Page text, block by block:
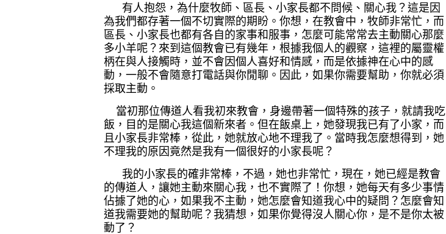
有人抱怨，為什麼牧師、區長、小家長都不問候、關心我？這是因
為我們都存著一個不切實際的期盼。你想，在教會中，牧師非常忙，而
區長、小家長也都有各自的家事和服事，怎麼可能常常去主動關心那麼
多小羊呢？來到這個教會已有幾年，根據我個人的觀察，這裡的屬靈權
柄在與人接觸時，並不會因個人喜好和情感，而是依據神在心中的感
動，一般不會隨意打電話與你閒聊。因此，如果你需要幫助，你就必須
採取主動。
當初那位傳道人看我初來教會，身邊帶著一個特殊的孩子，就請我吃
飯，目的是關心我這個新來者。但在飯桌上，她發現我已有了小家，而
且小家長非常棒，從此，她就放心地不理我了。當時我怎麼想得到，她
不理我的原因竟然是我有一個很好的小家長呢？
我的小家長的確非常棒，不過，她也非常忙，現在，她已經是教會
的傳道人，讓她主動來關心我，也不實際了！你想，她每天有多少事情
佔據了她的心，如果我不主動，她怎麼會知道我心中的疑問？怎麼會知
道我需要她的幫助呢？我猜想，如果你覺得沒人關心你，是不是你太被
動了？